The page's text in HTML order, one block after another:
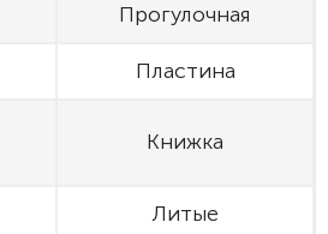
Прогулочная
Пластина
Книжка
Литые